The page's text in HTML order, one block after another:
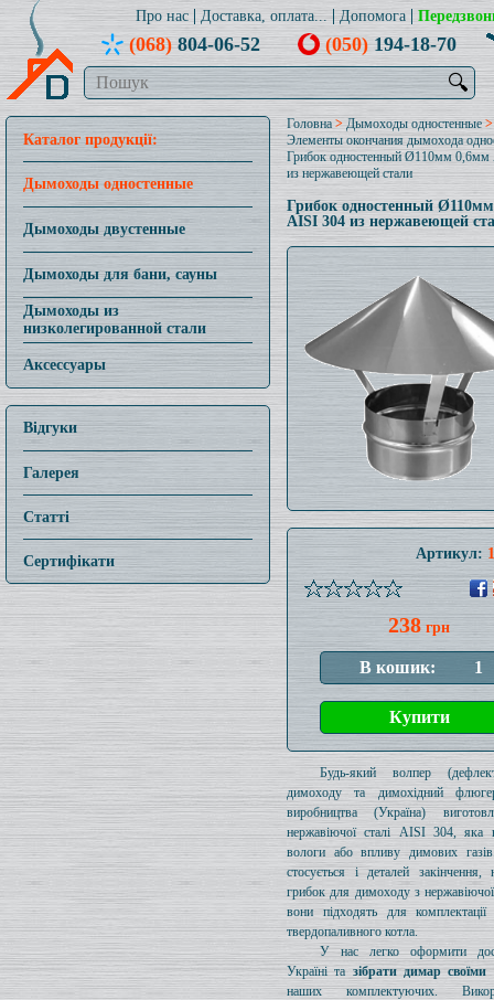
Про нас Доставка, оплата... Допомога
(068)804-06-52 (050)194-18-70
🔍
Каталог продукції:
Дымоходы одностенные
Дымоходы двустенные
Дымоходы для бани, сауны
Дымоходы из
низколегированной стали
Аксессуары
Відгуки
Галерея
Статті
Сертифікати
Головна > Дымоходы одностенные >
Элементы окончания дымохода
Грибок одностенный Ø110мм 0,6мм
из нержавеющей стали
Грибок одностенный
AISI 304 из нержавеющей
Артикул:
238 грн
Будь-який волпер
димоходу та димохідний
виробництва (Україна)
нержавіючої сталі AISI 304, яка
вологи або впливу димових
стосується і деталей закінчення,
грибок для димоходу з нержавіючої
вони підходять для
твердопаливного котла.
У нас легко оформити
Україні та зібрати димар
наших комплектуючих.